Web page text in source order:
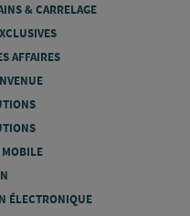
& CARRELAGE
AFFAIRES
ÉLECTRONIQUE